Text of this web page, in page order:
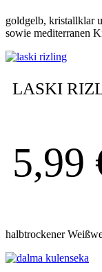
goldgelb, kristallklar
sowie mediterranen
LASKI
5,99
halbtrockener